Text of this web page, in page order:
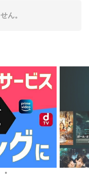
ん。
●